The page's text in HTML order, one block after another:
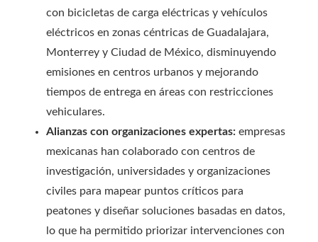
con bicicletas de carga eléctricas y vehículos
eléctricos en zonas céntricas de Guadalajara,
Monterrey y Ciudad de México, disminuyendo
emisiones en centros urbanos y mejorando
tiempos de entrega en áreas con restricciones
vehiculares.
Alianzas con organizaciones expertas: empresas
mexicanas han colaborado con centros de
investigación, universidades y organizaciones
civiles para mapear puntos críticos para
peatones y diseñar soluciones basadas en datos,
lo que ha permitido priorizar intervenciones con